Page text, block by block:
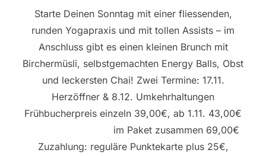
Starte Deinen Sonntag mit einer fliessenden,
runden Yogapraxis und mit tollen Assists – im
Anschluss gibt es einen kleinen Brunch mit
Birchermüsli, selbstgemachten Energy Balls, Obst
und leckersten Chai! Zwei Termine: 17.11.
Herzöffner & 8.12. Umkehrhaltungen
Frühbucherpreis einzeln 39,00€, ab 1.11. 43,00€
im Paket zusammen 69,00€
Zuzahlung: reguläre Punktekarte plus 25€,